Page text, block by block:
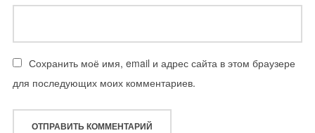
Сохранить моё имя, email и адрес сайта в этом браузере
для последующих моих комментариев.